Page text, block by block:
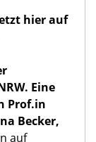
hier auf
Eine
Prof.in
Becker,
auf